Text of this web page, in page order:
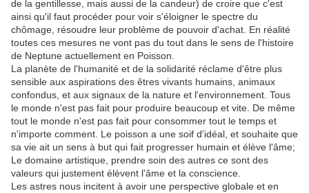
de la gentillesse, mais aussi de la candeur) de croire que c'est
ainsi qu'il faut procéder pour voir s'éloigner le spectre du
chômage, résoudre leur problème de pouvoir d'achat. En réalité
toutes ces mesures ne vont pas du tout dans le sens de l'histoire
de Neptune actuellement en Poisson.
La planète de l'humanité et de la solidarité réclame d'être plus
sensible aux aspirations des êtres vivants humains, animaux
confondus, et aux signaux de la nature et l'environnement. Tous
le monde n'est pas fait pour produire beaucoup et vite. De même
tout le monde n'est pas fait pour consommer tout le temps et
n'importe comment. Le poisson a une soif d'idéal, et souhaite que
sa vie ait un sens à but qui fait progresser humain et élève l'âme;
Le domaine artistique, prendre soin des autres ce sont des
valeurs qui justement élèvent l'âme et la conscience.
Les astres nous incitent à avoir une perspective globale et en